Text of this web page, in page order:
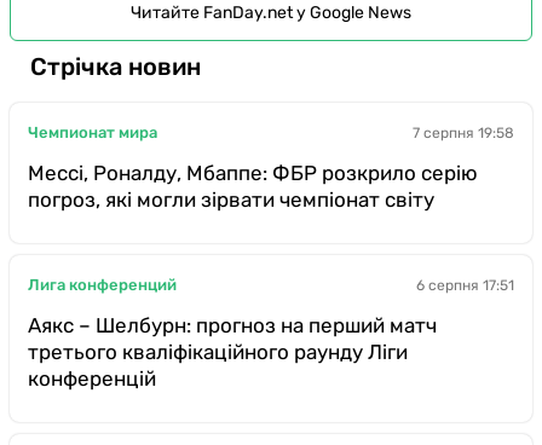
Читайте FanDay.net у Google News
Стрічка новин
Чемпионат мира 7 серпня 19:58
Мессі, Роналду, Мбаппе: ФБР розкрило серію
погроз, які могли зірвати чемпіонат світу
Лига конференций 6 серпня 17:51
Аякс – Шелбурн: прогноз на перший матч
третього кваліфікаційного раунду Ліги
конференцій